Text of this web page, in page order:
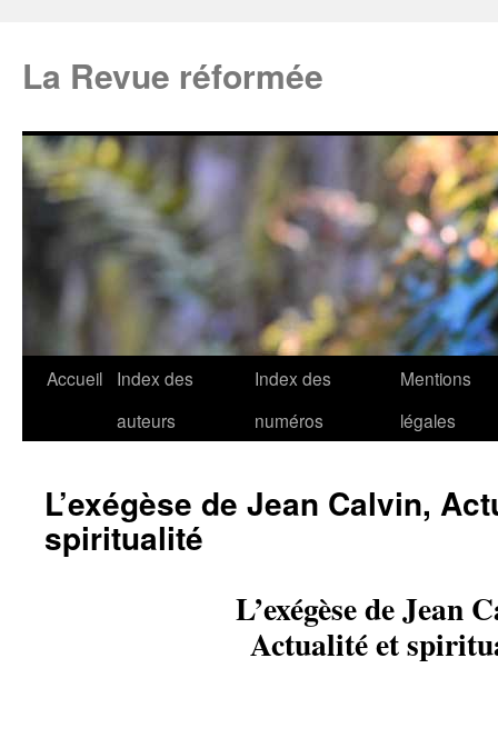
La Revue réformée
Accueil
Index des
auteurs
Index des
numéros
Mentions
légales
L’exégèse de Jean Calvin,
spiritualité
L’exégèse de Jean
Actualité et